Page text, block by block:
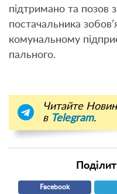
підтримано та позов
постачальника
комунальному
пального.
Читайте
в Telegram.
Facebook